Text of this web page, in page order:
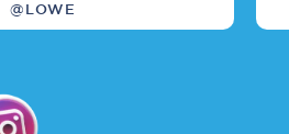
@LOWE